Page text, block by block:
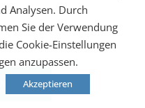
Analysen. Durch
Sie der Verwendung
Cookie-Einstellungen
anzupassen.
Akzeptieren